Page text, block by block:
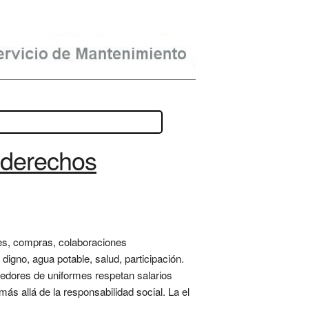
compras, colaboraciones
agua potable, salud, participación.
de uniformes respetan salarios
allá de la responsabilidad social. La el